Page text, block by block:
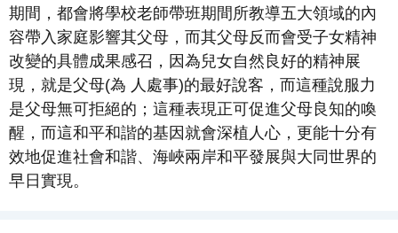
期間，都會將學校老師帶班期間所教導五大領域的內
容帶入家庭影響其父母，而其父母反而會受子女精神
改變的具體成果感召，因為兒女自然良好的精神展
現，就是父母(為 人處事)的最好說客，而這種說服力
是父母無可拒絕的；這種表現正可促進父母良知的喚
醒，而這和平和諧的基因就會深植人心，更能十分有
效地促進社會和諧、海峽兩岸和平發展與大同世界的
早日實現。